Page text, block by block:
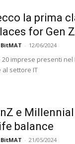
la prima
for Gen Z
- 12/06/2024
20 imprese presenti
settore IT
e
balance
- 21/05/2024